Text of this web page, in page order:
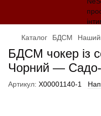
Каталог БДСМ
БДСМ чокер із
Чорний —
Артикул: X00001140-1